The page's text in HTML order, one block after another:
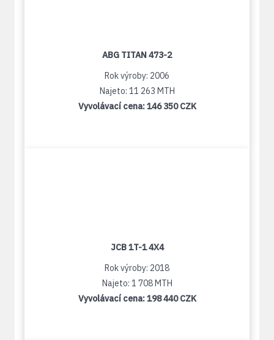
ABG TITAN 473-2
Rok výroby: 2006
Najeto: 11 263 MTH
Vyvolávací cena:146 350 CZK
JCB 1T-1 4X4
Rok výroby: 2018
Najeto: 1 708 MTH
Vyvolávací cena:198 440 CZK